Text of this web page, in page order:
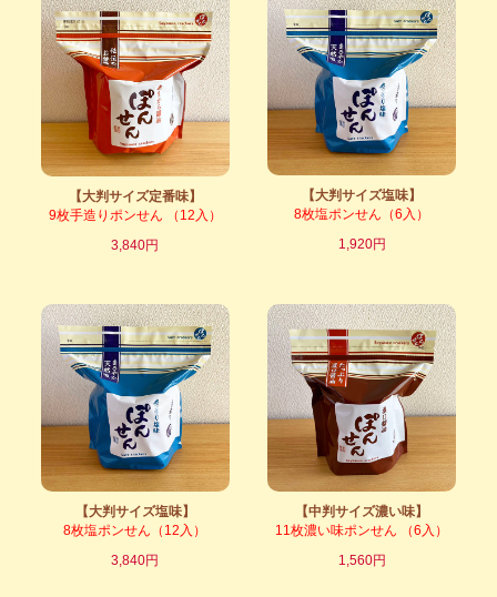
【大判サイズ定番味】
9枚手造りポンせん （12入）
3,840円
【大判サイズ塩味】
8枚塩ポンせん（6入）
1,920円
【大判サイズ塩味】
8枚塩ポンせん（12入）
3,840円
【中判サイズ濃い味】
11枚濃い味ポンせん （6入）
1,560円